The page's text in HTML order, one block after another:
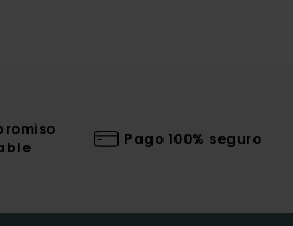
Pago 100% seguro